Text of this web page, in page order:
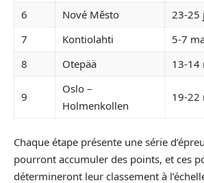
6
Nové Město
23-25
7
Kontiolahti
5-7
8
Otepää 13-14
9
Oslo –
Holmenkollen
19-22
Chaque étape présente une série
pourront accumuler des points, et ces
détermineront leur classement à